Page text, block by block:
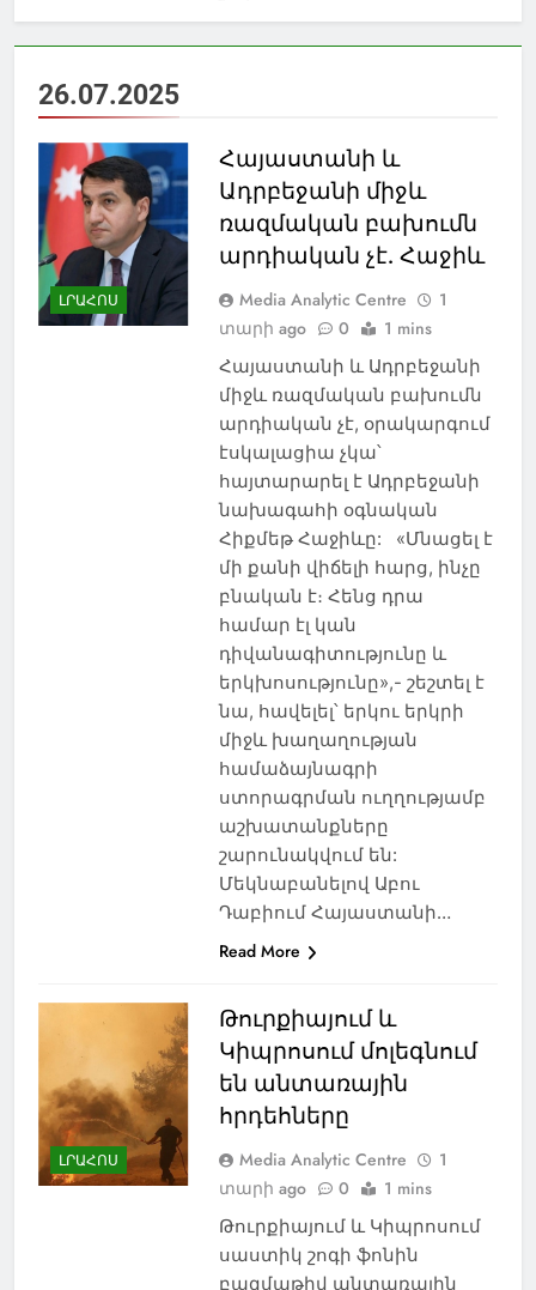
26.07.2025
ԼՐԱՀՈՍ
Հայաստանի և
Ադրբեջանի միջև
ռազմական բախումն
արդիական չէ. Հաջիև
Media Analytic Centre
1
տարի ago
0 1 mins
Հայաստանի և Ադրբեջանի
միջև ռազմական բախումն
արդիական չէ, օրակարգում
էսկալացիա չկա՝
հայտարարել է Ադրբեջանի
նախագահի օգնական
Հիքմեթ Հաջիևը: «Մնացել է
մի քանի վիճելի հարց, ինչը
բնական է։ Հենց դրա
համար էլ կան
դիվանագիտությունը և
երկխոսությունը»,- շեշտել է
նա, հավելել՝ երկու երկրի
միջև խաղաղության
համաձայնագրի
ստորագրման ուղղությամբ
աշխատանքները
շարունակվում են:
Մեկնաբանելով Աբու
Դաբիում Հայաստանի…
Read More
ԼՐԱՀՈՍ
Թուրքիայում և
Կիպրոսում մոլեգնում
են անտառային
հրդեհները
Media Analytic Centre
1
տարի ago
0 1 mins
Թուրքիայում և Կիպրոսում
սաստիկ շոգի ֆոնին
բազմաթիվ անտառային